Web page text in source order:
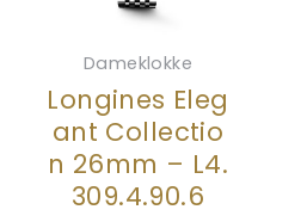
Dameklokke
Longines Eleg
ant Collectio
n 26mm – L4.
309.4.90.6